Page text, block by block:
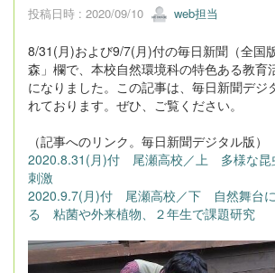
投稿日時 : 2020/09/10 web担当
8/31(月)および9/7(月)付の毎日新聞（全国
森」欄で、本校自然環境科の特色ある教育
になりました。この記事は、毎日新聞デジ
れております。ぜひ、ご覧ください。
（記事へのリンク。毎日新聞デジタル版）
2020.8.31(月)付 尾瀬高校／上 多様な昆
刺激
2020.9.7(月)付 尾瀬高校／下 自然舞台
る 粘菌や外来植物、２年生で課題研究